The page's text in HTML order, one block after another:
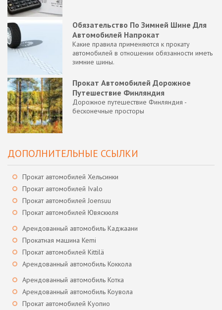
Обязательство По Зимней Шине Для
Автомобилей Напрокат
Какие правила применяются к прокату
автомобилей в отношении обязанности иметь
зимние шины.
Прокат Автомобилей Дорожное
Путешествие Финляндия
Дорожное путешествие Финляндия -
бесконечные просторы
ДОПОЛНИТЕЛЬНЫЕ ССЫЛКИ
Прокат автомобилей Хельсинки
Прокат автомобилей Ivalo
Прокат автомобилей Joensuu
Прокат автомобилей Ювяскюля
Арендованный автомобиль Каджаани
Прокатная машина Kemi
Прокат автомобилей Kittilä
Арендованный автомобиль Коккола
Арендованный автомобиль Котка
Арендованный автомобиль Коувола
Прокат автомобилей Куопио